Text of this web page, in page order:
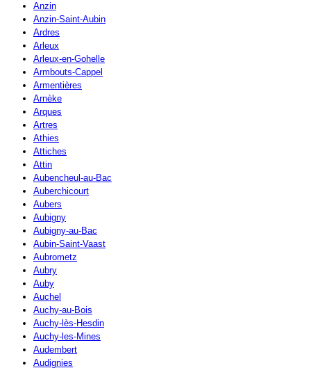
Anzin
Anzin-Saint-Aubin
Ardres
Arleux
Arleux-en-Gohelle
Armbouts-Cappel
Armentières
Arnèke
Arques
Artres
Athies
Attiches
Attin
Aubencheul-au-Bac
Auberchicourt
Aubers
Aubigny
Aubigny-au-Bac
Aubin-Saint-Vaast
Aubrometz
Aubry
Auby
Auchel
Auchy-au-Bois
Auchy-lès-Hesdin
Auchy-les-Mines
Audembert
Audignies